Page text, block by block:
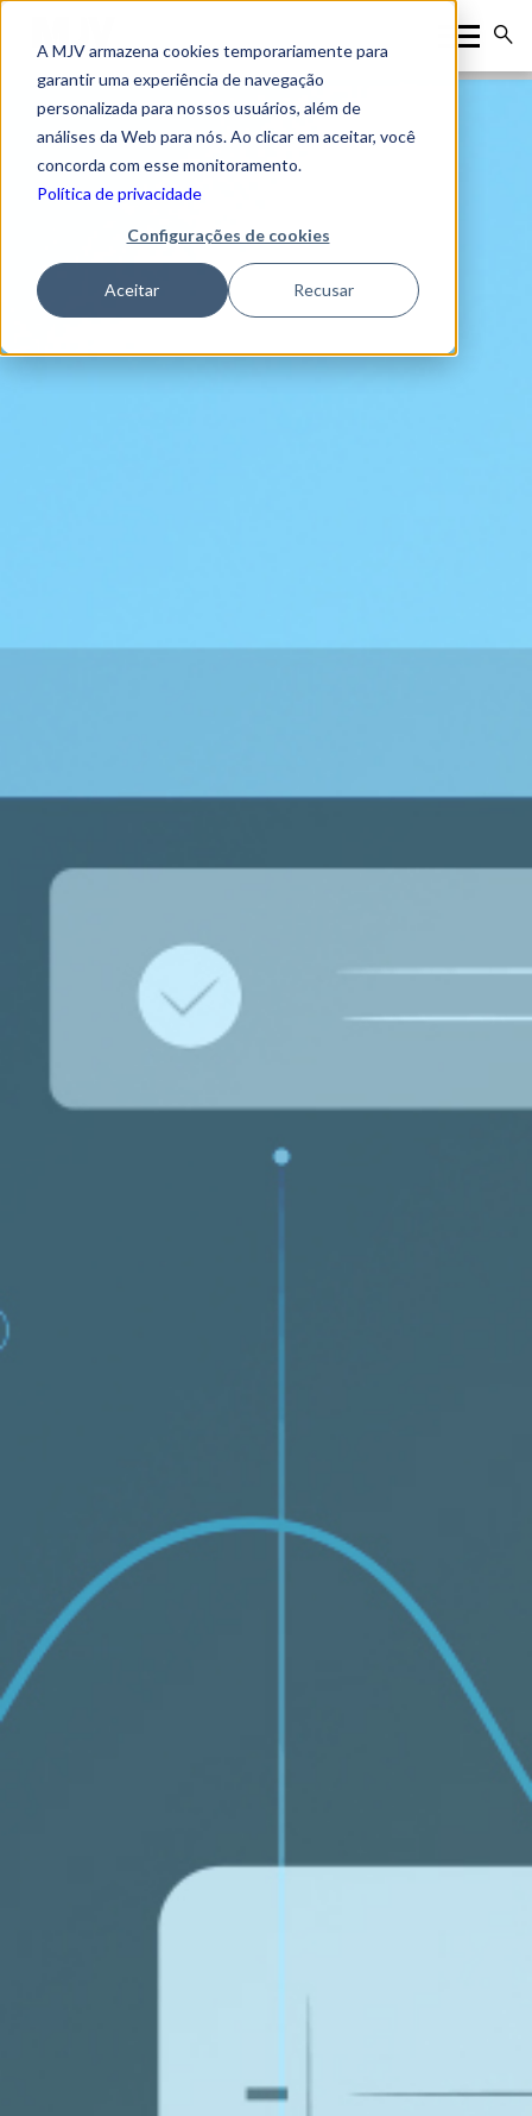
A MJV armazena cookies temporariamente para
garantir uma experiência de navegação
personalizada para nossos usuários, além de
análises da Web para nós. Ao clicar em aceitar, você
concorda com esse monitoramento.
Política de privacidade
Configurações de cookies
Aceitar Recusar